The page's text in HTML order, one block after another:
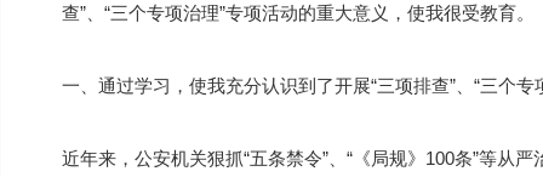
查”、“三个专项治理”专项活动的重大意义，使我很受教育。
一、通过学习，使我充分认识到了开展“三项排查”、“三个
近年来，公安机关狠抓“五条禁令”、“《局规》100条”等从